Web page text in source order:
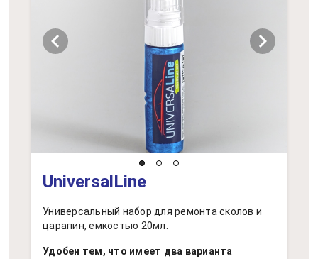
chevron_left chevron_right
UniversalLine
Универсальный набор для ремонта сколов и
царапин, емкостью 20мл.
Удобен тем, что имеет два варианта